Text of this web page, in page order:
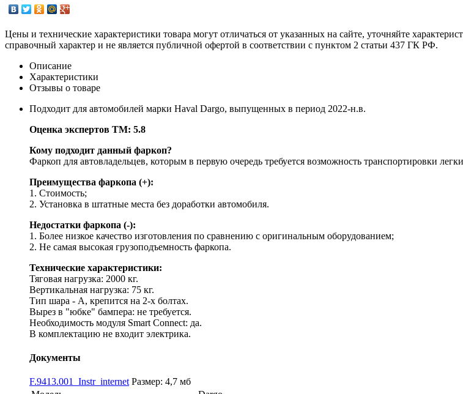
Цены и технические характеристики товара могут отличаться от указанных на сайте, уточняйте
справочный характер и не является публичной офертой в соответствии с пунктом 2 статьи 437 ГК РФ.
Описание
Характеристики
Отзывы о товаре
Подходит для автомобилей марки Haval Dargo, выпущенных в период 2022-н.в.
Оценка экспертов ТМ: 5.8
Кому подходит данный фаркоп?
Фаркоп для автовладельцев, которым в первую очередь требуется возможность транспортировки
Преимущества фаркопа (+):
1. Стоимость;
2. Установка в штатные места без доработки автомобиля.
Недостатки фаркопа (-):
1. Более низкое качество изготовления по сравнению с оригинальным оборудованием;
2. Не самая высокая грузоподъемность фаркопа.
Технические характеристики:
Тяговая нагрузка: 2000 кг.
Вертикальная нагрузка: 75 кг.
Тип шара - A, крепится на 2-х болтах.
Вырез в "юбке" бампера: не требуется.
Необходимость модуля Smart Connect: да.
В комплектацию не входит электрика.
Документы
F.9413.001_Instr_internet Размер: 4,7 мб